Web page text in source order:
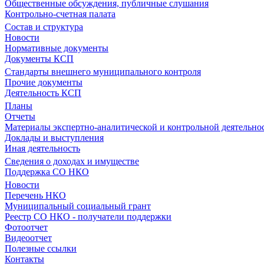
Общественные обсуждения, публичные слушания
Контрольно-счетная палата
Состав и структура
Новости
Нормативные документы
Документы КСП
Стандарты внешнего муниципального контроля
Прочие документы
Деятельность КСП
Планы
Отчеты
Материалы экспертно-аналитической и контрольной
Доклады и выступления
Иная деятельность
Сведения о доходах и имуществе
Поддержка СО НКО
Новости
Перечень НКО
Муниципальный социальный грант
Реестр СО НКО - получатели поддержки
Фотоотчет
Видеоотчет
Полезные ссылки
Контакты